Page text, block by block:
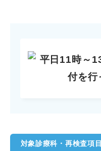
対象診療科・再検査項目